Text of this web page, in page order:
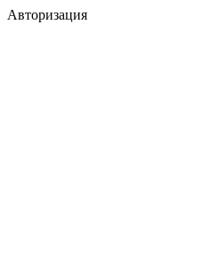
Авторизация